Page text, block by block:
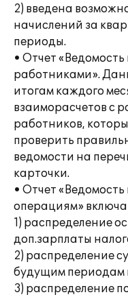
2) введена
начислений за
периоды.
• Отчет
работниками».
итогам каждого
взаиморасчетов с
работников,
проверить
ведомости на
карточки.
• Отчет
операциям»
1) распределение
доп.зарплаты
2) распределение
будущим
3) распределение